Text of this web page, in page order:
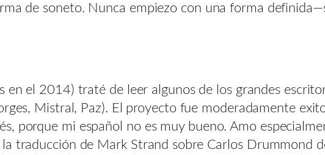
de soneto. Nunca empiezo con una forma
en el 2014) traté de leer algunos de los grandes
Mistral, Paz). El proyecto fue moderadamente
porque mi español no es muy bueno. Amo
traducción de Mark Strand sobre Carlos Drummond